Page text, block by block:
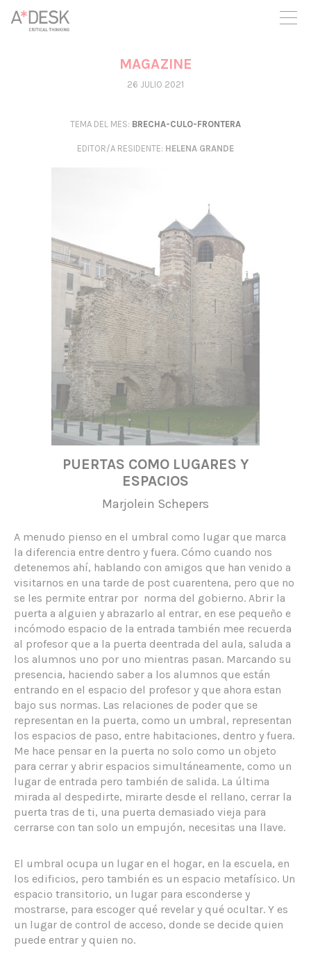
crees también en A*DESK seguimos necesitándote para poder
seguir adelante. Ahora puedes participar del proyecto y
apoyarlo.
MAGAZINE
26 JULIO 2021
TEMA DEL MES: BRECHA-CULO-FRONTERA
EDITOR/A RESIDENTE: HELENA GRANDE
PUERTAS COMO LUGARES Y
ESPACIOS
Marjolein Schepers
A menudo pienso en el umbral como lugar que marca
la diferencia entre dentro y fuera. Cómo cuando nos
detenemos ahí, hablando con amigos que han venido a
visitarnos en una tarde de post cuarentena, pero que no
se les permite entrar por norma del gobierno. Abrir la
puerta a alguien y abrazarlo al entrar, en ese pequeño e
incómodo espacio de la entrada también mee recuerda
al profesor que a la puerta deentrada del aula, saluda a
los alumnos uno por uno mientras pasan. Marcando su
presencia, haciendo saber a los alumnos que están
entrando en el espacio del profesor y que ahora estan
bajo sus normas. Las relaciones de poder que se
representan en la puerta, como un umbral, representan
los espacios de paso, entre habitaciones, dentro y fuera.
Me hace pensar en la puerta no solo como un objeto
para cerrar y abrir espacios simultáneamente, como un
lugar de entrada pero también de salida. La última
mirada al despedirte, mirarte desde el rellano, cerrar la
puerta tras de ti, una puerta demasiado vieja para
cerrarse con tan solo un empujón, necesitas una llave.
El umbral ocupa un lugar en el hogar, en la escuela, en
los edificios, pero también es un espacio metafísico. Un
espacio transitorio, un lugar para esconderse y
mostrarse, para escoger qué revelar y qué ocultar. Y es
un lugar de control de acceso, donde se decide quien
puede entrar y quien no.